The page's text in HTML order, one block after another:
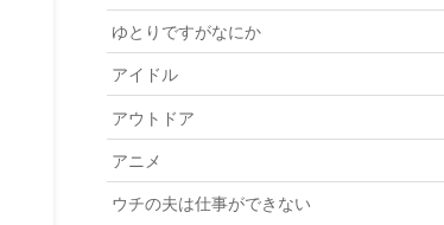
ゆとりですがなにか
アイドル
アウトドア
アニメ
ウチの夫は仕事ができない